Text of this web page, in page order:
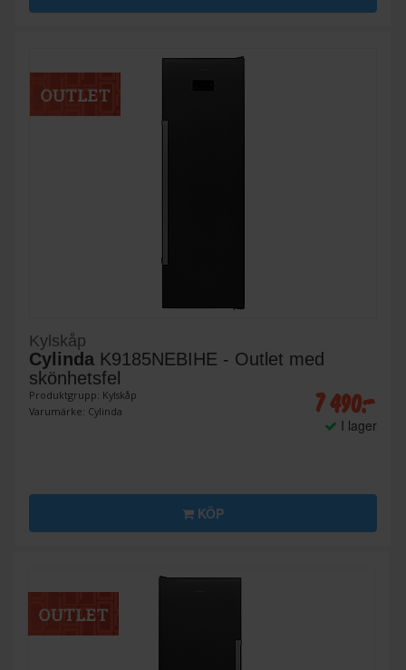
Kylskåp
Cylinda K9185NEBIHE - Outlet med
skönhetsfel
Produktgrupp: Kylskåp
Varumärke: Cylinda
7 490:-
I lager
KÖP